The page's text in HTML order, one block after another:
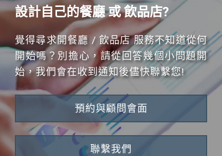
設計自己的餐廳 或 飲品店?
覺得尋求開餐廳 / 飲品店 服務不知道從何
開始嗎？別擔心，請從回答幾個小問題開
始，我們會在收到通知後儘快聯繫您!
預約與顧問會面
聯繫我們